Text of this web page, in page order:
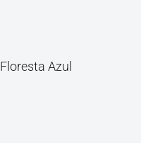
Floresta Azul